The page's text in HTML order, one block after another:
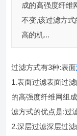
成的高强度纤维
不变,该过滤方
高的机...
过滤方式有3种:表面
1.表面过滤表面过
的高强度纤维网组
滤方式的优点是:过
2.深层过滤深层过